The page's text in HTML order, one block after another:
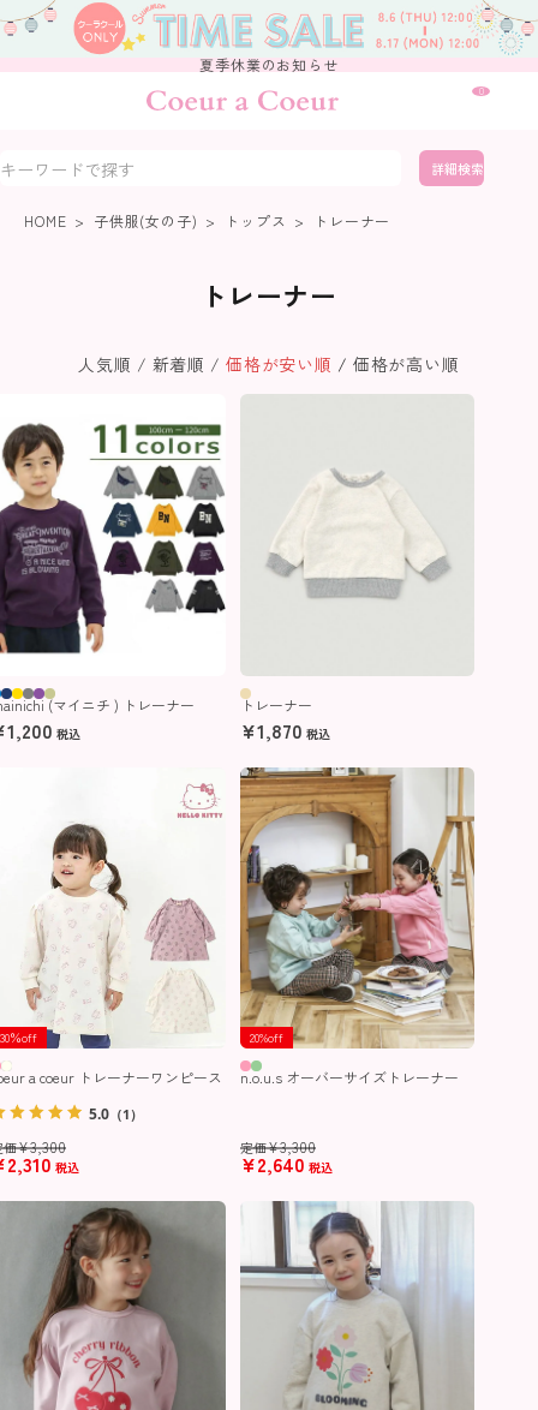
夏季休業のお知らせ
0
詳細検索
HOME 子供服(女の子) トップス トレーナー
トレーナー
人気順 新着順 価格が安い順 価格が高い順
(マイニチ ) トレーナー
1,200 税込
トレーナー
¥1,870 税込
30％off
a coeur トレーナーワンピース
価¥3,300
2,310 税込
5.0 （1）
20%off
n.o.u.s オーバーサイズトレーナー
定価¥3,300
¥2,640 税込